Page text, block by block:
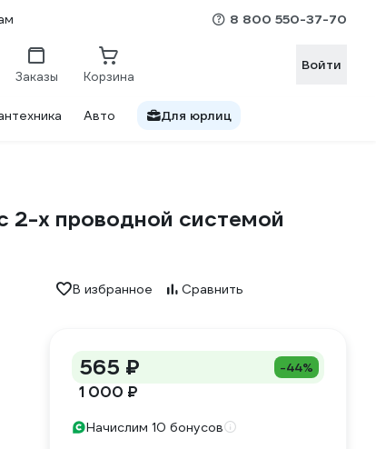
8 800 550-37-70
Заказы Корзина
Войти
Авто Для юрлиц
2-х проводной системой
В избранное Сравнить
565 ₽ -44%
1 000 ₽
Начислим 10 бонусов